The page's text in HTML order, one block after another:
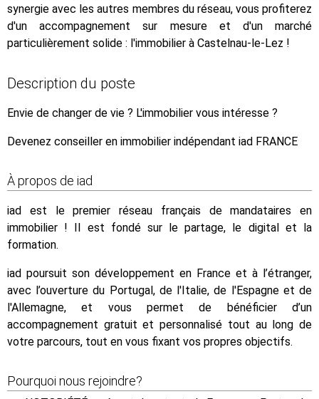
synergie avec les autres membres du réseau, vous profiterez
d'un accompagnement sur mesure et d'un marché
particulièrement solide : l'immobilier à Castelnau-le-Lez !
Description du poste
Envie de changer de vie ? L'immobilier vous intéresse ?
Devenez conseiller en immobilier indépendant iad FRANCE
À propos de iad
iad est le premier réseau français de mandataires en
immobilier ! Il est fondé sur le partage, le digital et la
formation.
iad poursuit son développement en France et à l’étranger,
avec l’ouverture du Portugal, de l'Italie, de l'Espagne et de
l'Allemagne, et vous permet de bénéficier d’un
accompagnement gratuit et personnalisé tout au long de
votre parcours, tout en vous fixant vos propres objectifs.
Pourquoi nous rejoindre?